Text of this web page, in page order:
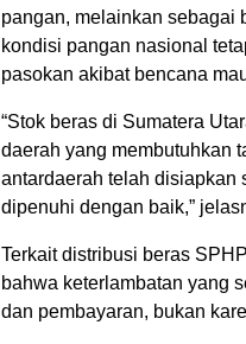
pangan, melainkan sebagai
kondisi pangan nasional
pasokan akibat bencana
“Stok beras di Sumatera
daerah yang membutuhkan
antardaerah telah disiapkan
dipenuhi dengan baik,”
Terkait distribusi beras
bahwa keterlambatan yang
dan pembayaran, bukan